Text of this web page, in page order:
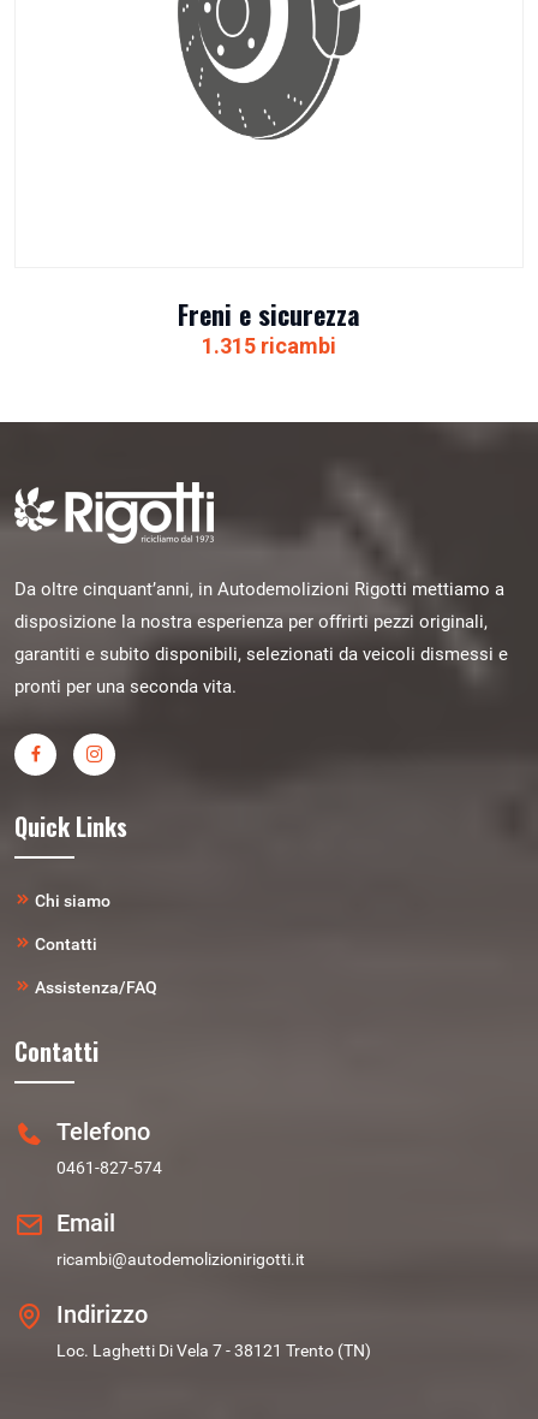
Freni e sicurezza
1.315 ricambi
Da oltre cinquant’anni, in Autodemolizioni Rigotti mettiamo a
disposizione la nostra esperienza per offrirti pezzi originali,
garantiti e subito disponibili, selezionati da veicoli dismessi e
pronti per una seconda vita.
Quick Links
Chi siamo
Contatti
Assistenza/FAQ
Contatti
Telefono
0461-827-574
Email
ricambi@autodemolizionirigotti.it
Indirizzo
Loc. Laghetti Di Vela 7 - 38121 Trento (TN)